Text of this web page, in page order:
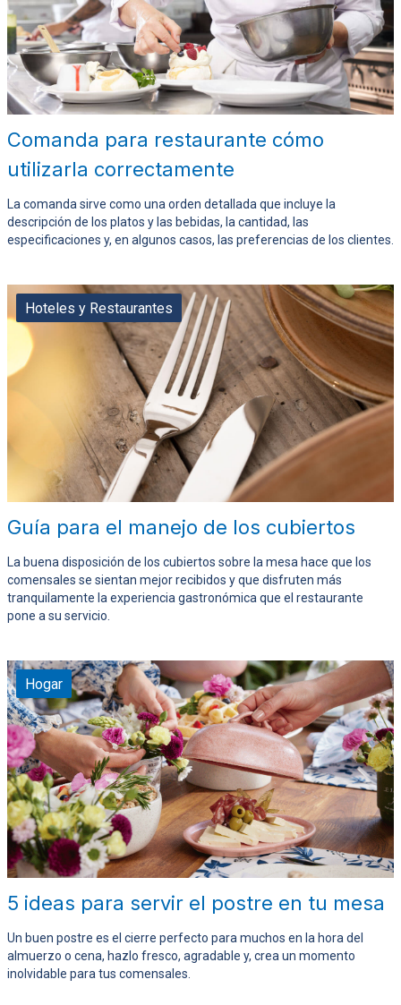
Comanda para restaurante cómo
utilizarla correctamente
La comanda sirve como una orden detallada que incluye la
descripción de los platos y las bebidas, la cantidad, las
especificaciones y, en algunos casos, las preferencias de los clientes.
Hoteles y Restaurantes
Guía para el manejo de los cubiertos
La buena disposición de los cubiertos sobre la mesa hace que los
comensales se sientan mejor recibidos y que disfruten más
tranquilamente la experiencia gastronómica que el restaurante
pone a su servicio.
Hogar
5 ideas para servir el postre en tu mesa
Un buen postre es el cierre perfecto para muchos en la hora del
almuerzo o cena, hazlo fresco, agradable y, crea un momento
inolvidable para tus comensales.